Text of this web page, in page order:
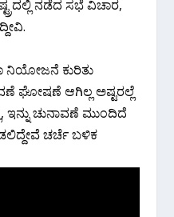
ನಡೆದ ಸಭೆ ವಿಚಾರ,
ನಿಯೋಜನೆ ಕುರಿತು
ಘೋಷಣೆ ಆಗಿಲ್ಲ ಅಷ್ಟರಲ್ಲೆ
ಇನ್ನು ಚುನಾವಣೆ ಮುಂದಿದೆ
ಚರ್ಚೆ ಬಳಿಕ